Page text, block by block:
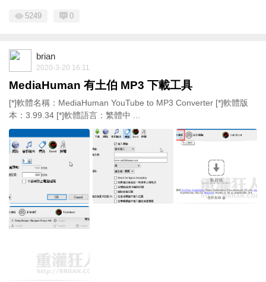
5249 0
brian
2020-3-20 16:11
MediaHuman 有土伯 MP3 下載工具
[*]軟體名稱：MediaHuman YouTube to MP3 Converter [*]軟體版
本：3.99.34 [*]軟體語言：繁體中 ...